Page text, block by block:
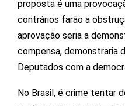
proposta é uma
contrários farão a
aprovação seria a
compensa, demonstraria
Deputados com a
No Brasil, é crime tentar